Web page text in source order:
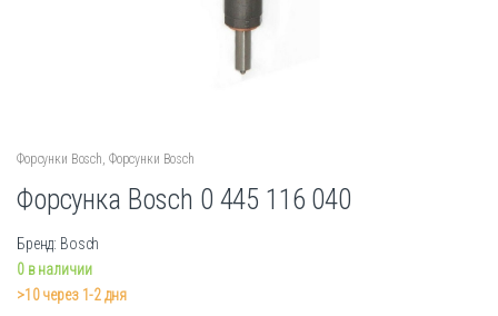
Форсунки Bosch, Форсунки Bosch
Форсунка Bosch 0 445 116 040
Бренд: Bosch
0 в наличии
>10 через 1-2 дня